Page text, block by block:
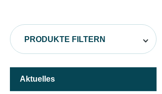
PRODUKTE FILTERN
HERSTELLER
Aktuelles